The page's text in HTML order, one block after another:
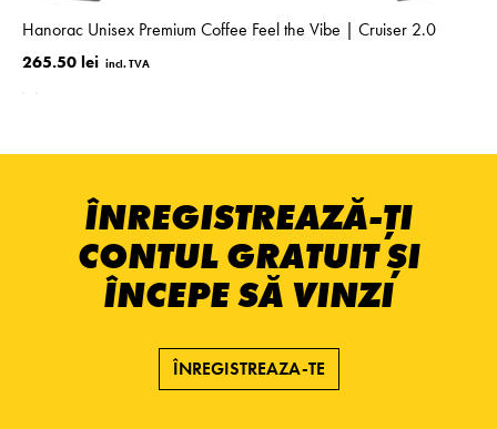
Hanorac Unisex Premium Coffee Feel the Vibe | Cruiser 2.0
265.50 lei
ÎNREGISTREAZĂ-ȚI
CONTUL GRATUIT ȘI
ÎNCEPE SĂ VINZI
ÎNREGISTREAZA-TE